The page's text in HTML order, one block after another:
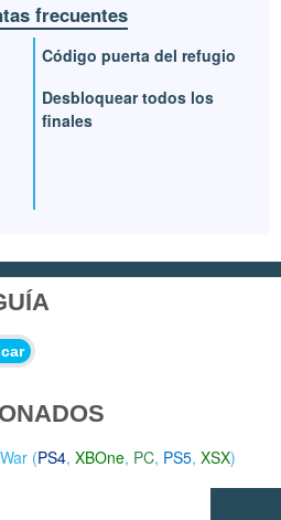
frecuentes
Código puerta del refugio
Desbloquear todos los
finales
(PS4,XBOne, PC, PS5,XSX)